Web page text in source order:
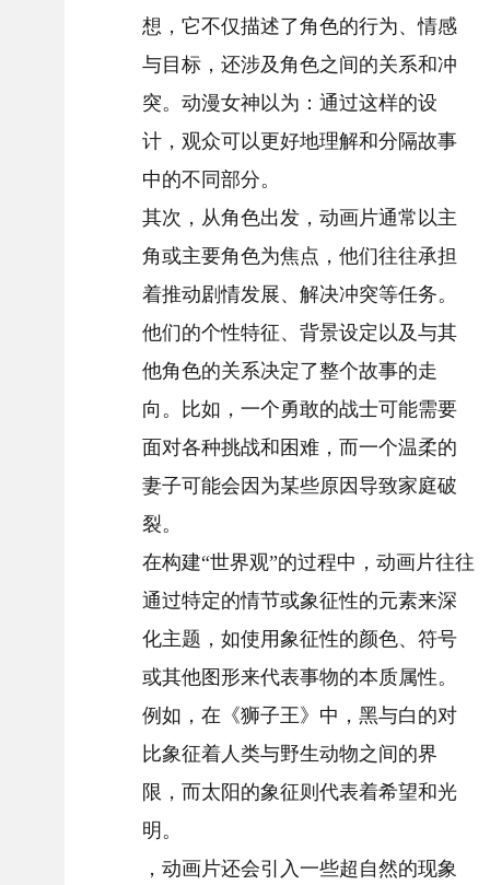
想，它不仅描述了角色的行为、情感
与目标，还涉及角色之间的关系和冲
突。动漫女神以为：通过这样的设
计，观众可以更好地理解和分隔故事
中的不同部分。
其次，从角色出发，动画片通常以主
角或主要角色为焦点，他们往往承担
着推动剧情发展、解决冲突等任务。
他们的个性特征、背景设定以及与其
他角色的关系决定了整个故事的走
向。比如，一个勇敢的战士可能需要
面对各种挑战和困难，而一个温柔的
妻子可能会因为某些原因导致家庭破
裂。
在构建“世界观”的过程中，动画片往往
通过特定的情节或象征性的元素来深
化主题，如使用象征性的颜色、符号
或其他图形来代表事物的本质属性。
例如，在《狮子王》中，黑与白的对
比象征着人类与野生动物之间的界
限，而太阳的象征则代表着希望和光
明。
，动画片还会引入一些超自然的现象